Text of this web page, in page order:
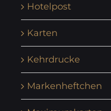
Hotelpost
Karten
Kehrdrucke
Markenheftchen